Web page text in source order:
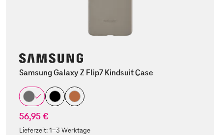
Samsung Galaxy Z Flip7 Kindsuit Case
56,95 €
Lieferzeit:1-3 Werktage